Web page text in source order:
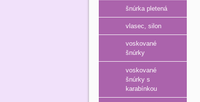
šnúrka pletená
vlasec, silon
voskované
šnúrky
voskované
šnúrky s
karabínkou